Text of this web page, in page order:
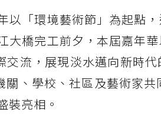
以「環境藝術節」為起點
大橋完工前夕，本屆嘉年
交流，展現淡水邁向新時
、學校、社區及藝術家
裝亮相。